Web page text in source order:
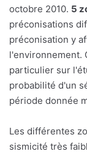
octobre 2010. 5
préconisations
préconisation y
l'environnement.
particulier sur
probabilité d'un
période donnée
Les différentes
sismicité très